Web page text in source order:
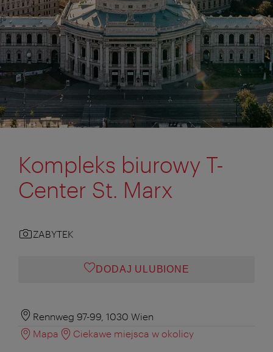
Kompleks biurowy T-
Center St. Marx
ZABYTEK
DODAJ ULUBIONE
Rennweg 97-99, 1030 Wien
Mapa
Ciekawe miejsca w okolicy